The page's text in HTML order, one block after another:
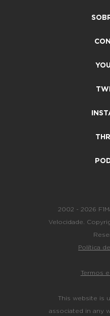
2002 - 2026
Velocidade.
Política
Termos
This website is
associated in any